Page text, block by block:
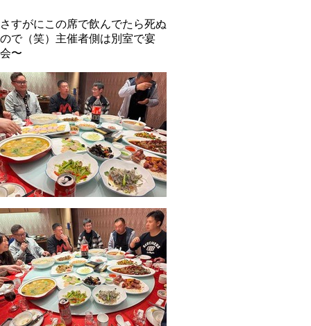
さすがにこの席で飲んでたら死ぬ
ので（笑）主催者側は別室で宴
会〜